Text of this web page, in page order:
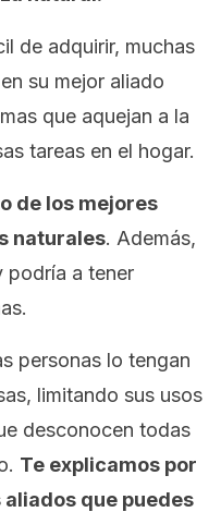
de adquirir, muchas
su mejor aliado
que aquejan a la
tareas en el hogar.
de los mejores
naturales. Además,
podría a tener
personas lo tengan
limitando sus usos
desconocen todas
Te explicamos por
aliados que puedes